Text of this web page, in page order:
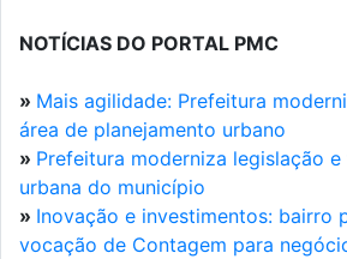
NOTÍCIAS DO PORTAL PMC
» Mais agilidade: Prefeitura
área de planejamento urbano
» Prefeitura moderniza legislação
urbana do município
» Inovação e investimentos: bairro
vocação de Contagem para